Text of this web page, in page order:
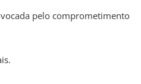
pelo comprometimento